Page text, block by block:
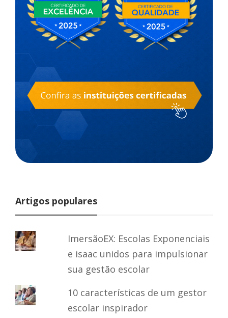
Artigos populares
ImersãoEX: Escolas Exponenciais
e isaac unidos para impulsionar
sua gestão escolar
10 características de um gestor
escolar inspirador